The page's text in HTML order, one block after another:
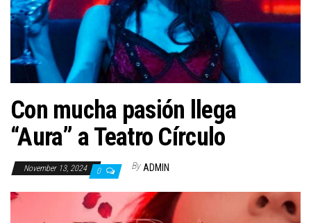
Con mucha pasión llega
“Aura” a Teatro Círculo
November 13, 2024 0 By ADMIN